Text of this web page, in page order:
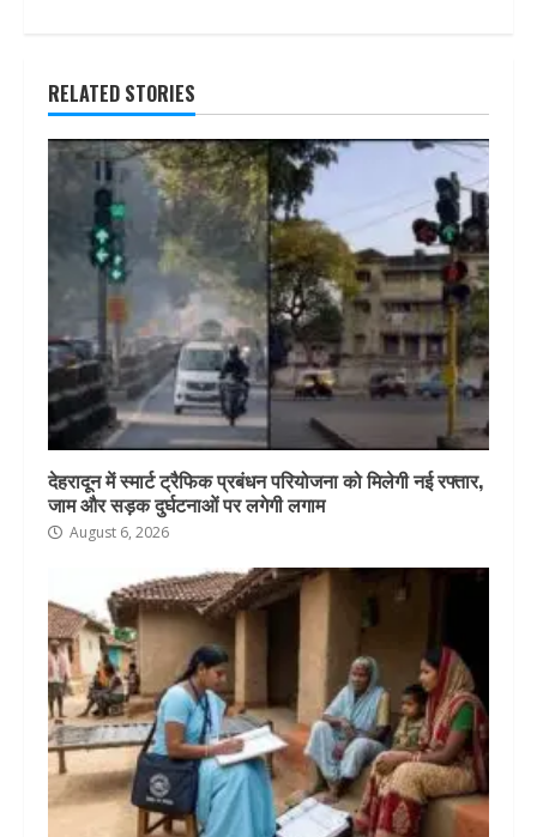
RELATED STORIES
देहरादून में स्मार्ट ट्रैफिक प्रबंधन परियोजना को मिलेगी नई रफ्तार,
जाम और सड़क दुर्घटनाओं पर लगेगी लगाम
August 6, 2026